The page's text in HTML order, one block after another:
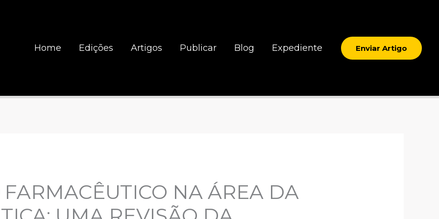
Home Edições Artigos Publicar Blog Expediente Enviar Artigo
NA ÁREA DA